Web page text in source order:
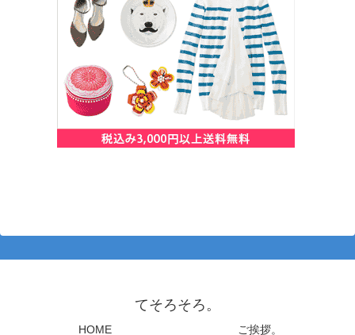
てそろそろ。
HOME ご挨拶。